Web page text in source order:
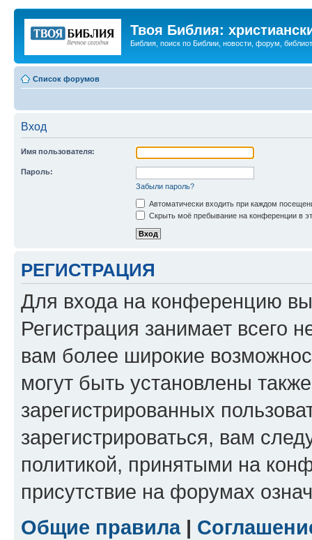
Твоя Библия:
Библия, поиск по Библии, новости, форум,
Список форумов
Вход
Имя пользователя:
Пароль:
Забыли пароль?
Автоматически входить при каждом
Скрыть моё пребывание на конференции в
РЕГИСТРАЦИЯ
Для входа на конференцию
Регистрация занимает всего
вам более широкие
могут быть установлены
зарегистрированных
зарегистрироваться, вам
политикой, принятыми на
присутствие на форумах
Общие правила|